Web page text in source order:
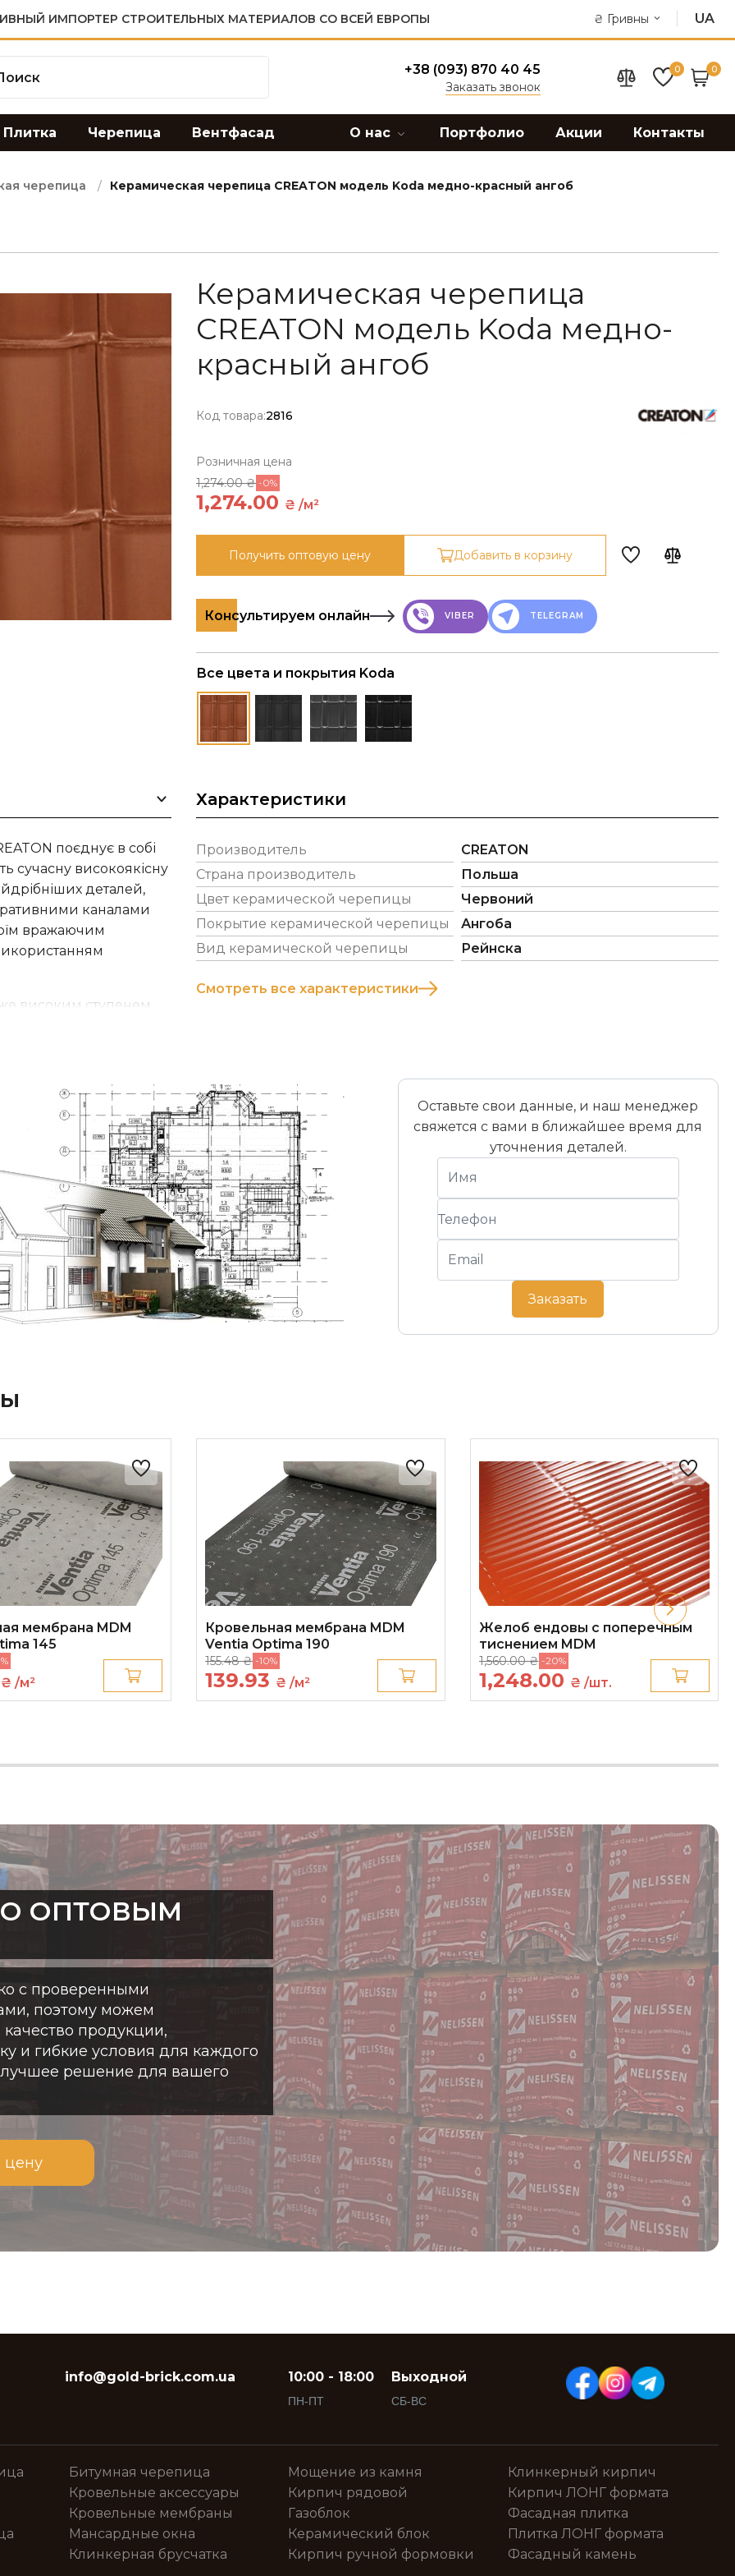
ИМПОРТЕР СТРОИТЕЛЬНЫХ МАТЕРИАЛОВ СО ВСЕЙ ЕВРОПЫ ₴ Гривны UA
+38 (093) 870 40 45
Заказать звонок
0 0
Плитка Черепица Вентфасад О нас Портфолио Акции Контакты
черепица Керамическая черепица CREATON модель Koda медно-красный ангоб
Керамическая черепица
CREATON модель Koda медно-
красный ангоб
Код товара:2816
Розничная цена
1,274.00 ₴ -0%
1,274.00 ₴ /м²
Получить оптовую цену Добавить в корзину
Консультируем онлайн VIBER TELEGRAM
Все цвета и покрытия Koda
поєднує в собі
сучасну високоякісну
деталей,
каналами
вражаючим
високим ступенем
черепиці, що
304 x 505 мм
260 - 263 мм
393 - 433 мм
9.0 – 9.9 шт/м²
4,9 кг/шт
46 кг/м²
168 шт
Характеристики
Производитель
CREATON
Страна производитель
Польша
Цвет керамической черепицы
Червоний
Покрытие керамической черепицы
Ангоба
Вид керамической черепицы
Рейнска
Смотреть все характеристики
Оставьте свои данные, и наш менеджер
свяжется с вами в ближайшее время для
уточнения деталей.
Заказать
мембрана MDM
145
₴ /м²
Кровельная мембрана MDM
Ventia Optima 190
155.48 ₴ -10%
139.93 ₴ /м²
Желоб ендовы с поперечным
тиснением MDM
1,560.00 ₴ -20%
1,248.00 ₴ /шт.
ОПТОВЫМ
с проверенными
поэтому можем
продукции,
и гибкие условия для каждого
решение для вашего
цену
info@gold-brick.com.ua 10:00 - 18:00
ПН-ПТ
Выходной
СБ-ВС
Битумная черепица
Кровельные аксессуары
Кровельные мембраны
Мансардные окна
Клинкерная брусчатка
Мощение из камня
Кирпич рядовой
Газоблок
Керамический блок
Кирпич ручной формовки
Клинкерный кирпич
Кирпич ЛОНГ формата
Фасадная плитка
Плитка ЛОНГ формата
Фасадный камень